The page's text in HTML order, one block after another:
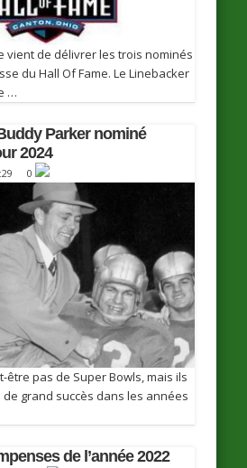
vient de délivrer les trois nominés
du Hall Of Fame. Le Linebacker
…
Parker nominé
2024
0
être pas de Super Bowls, mais ils
grand succès dans les années
de l’année 2022